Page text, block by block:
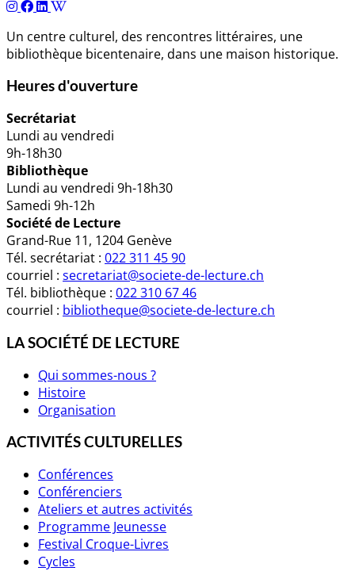
Un centre culturel, des rencontres littéraires, une
bibliothèque bicentenaire, dans une maison historique.
Heures d'ouverture
Secrétariat
Lundi au vendredi
9h-18h30
Bibliothèque
Lundi au vendredi 9h-18h30
Samedi 9h-12h
Société de Lecture
Grand-Rue 11, 1204 Genève
Tél. secrétariat : 022 311 45 90
courriel : secretariat@societe-de-lecture.ch
Tél. bibliothèque : 022 310 67 46
courriel : bibliotheque@societe-de-lecture.ch
LA SOCIÉTÉ DE LECTURE
Qui sommes-nous ?
Histoire
Organisation
ACTIVITÉS CULTURELLES
Conférences
Conférenciers
Ateliers et autres activités
Programme Jeunesse
Festival Croque-Livres
Cycles